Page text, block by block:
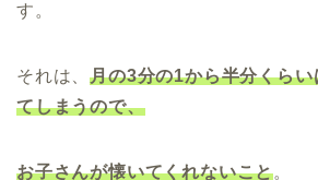
す。
それは、月の3分の1から半分くら
てしまうので、
お子さんが懐いてくれないこと。